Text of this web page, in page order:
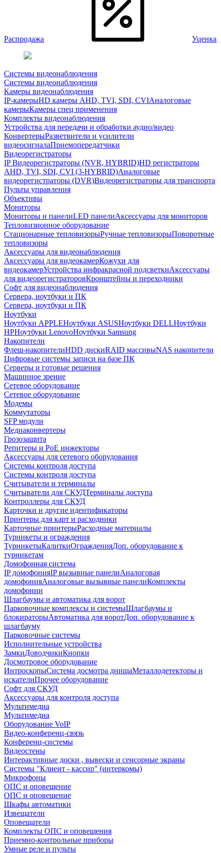
Распродажа Уценка
Системы видеонаблюдения
Системы видеонаблюдения
Камеры видеонаблюдения
IP-камерыHD камеры AHD, TVI, SDI, CVIАналоговые
камерыКамеры спец применения
Комплекты видеонаблюдения
Устройства для передачи и обработки аудио/видео
КонвертерыРазветвители и усилители
видеосигналаПриемопередатчики
Видеорегистраторы
IP Видеорегистраторы (NVR, HYBRID)HD регистраторы
AHD, TVI, SDI, CVI (3-HYBRID)Аналоговые
видеорегистраторы (DVR)Видеорегистраторы для транспорта
Пульты управления
Объективы
Мониторы
Мониторы и панелиLED панелиАксессуары для мониторов
Тепловизионное оборудование
Стационарные тепловизорыРучные тепловизорыПоворотные
тепловизоры
Аксессуары для видеонаблюдения
Аксессуары для видеокамерКожухи для
видеокамерУстройства инфракрасной подсветкиАксессуары
для видеорегистраторовКронштейны и переходники
Софт для видеонаблюдения
Сервера, ноутбуки и ПК
Сервера, ноутбуки и ПК
Ноутбуки
Ноутбуки APPLEНоутбуки ASUSНоутбуки DELLНоутбуки
HPНоутбуки LenovoНоутбуки Samsung
Накопители
Флеш-накопителиHDD дискиRAID массивыNAS накопители
Цифровые системы записи на базе ПК
Серверы и готовые решения
Машинное зрение
Сетевое оборудование
Сетевое оборудование
Модемы
Коммутаторы
SFP модули
Медиаконвертеры
Грозозащита
Репитеры и PoE инжекторы
Аксессуары для сетевого оборудования
Системы контроля доступа
Системы контроля доступа
Считыватели и терминалы
Считыватели для СКУДТерминалы доступа
Контроллеры для СКУД
Карточки и другие идентификаторы
Принтеры для карт и расходники
Карточные принтерыРасходные материалы
Турникеты и ограждения
ТурникетыКалиткиОгражденияДоп. оборудование к
турникетам
Домофонная система
IP домофонияIP вызывные панелиАналоговая
домофонияАналоговые вызывные панелиКомплекты
домофонии
Шлагбаумы и автоматика для ворот
Парковочные комплексы и системыШлагбаумы и
блокираторыАвтоматика для воротДоп. оборудование к
шлагбауму
Парковочные системы
Исполнительные устройства
ЗамкиДоводчикиКнопки
Досмотровое оборудование
ИнтроскопыСистема досмотра днищаМеталлодетекторы и
искателиПрочее оборудование
Софт для СКУД
Аксессуары для контроля доступа
Мультимедиа
Мультимедиа
Оборудование VoIP
Видео-конференц-связь
Конференц-системы
Видеостены
Интерактивные доски , вывески и сенсорные экраны
Системы "Клиент - кассир" (интеркомы)
Микрофоны
ОПС и оповещение
ОПС и оповещение
Шкафы автоматики
Извещатели
Оповещатели
Комплекты ОПС и оповещения
Приемно-контрольные приборы
Умные реле и пульты